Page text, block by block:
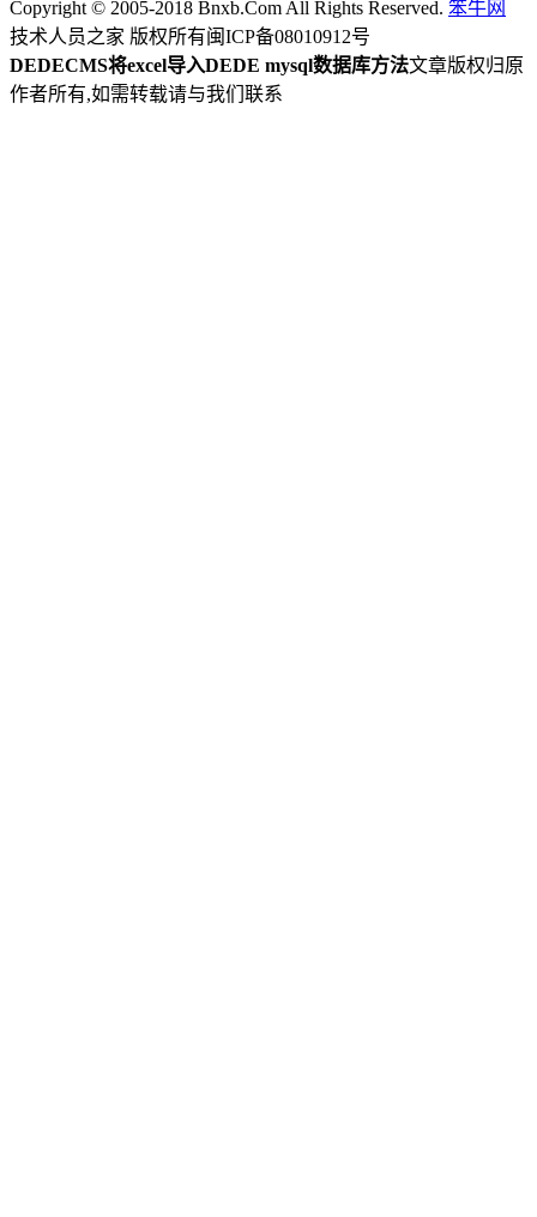
Copyright © 2005-2018 Bnxb.Com All Rights Reserved. 笨牛网
技术人员之家 版权所有闽ICP备08010912号
DEDECMS将excel导入DEDE mysql数据库方法文章版权归原
作者所有,如需转载请与我们联系